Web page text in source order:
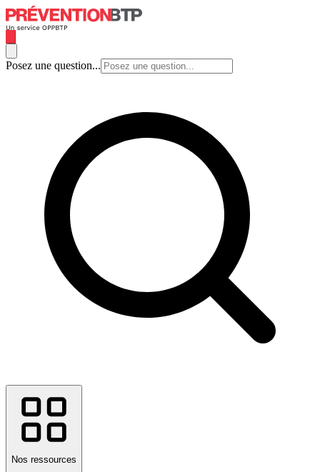
Posez une question...
Nos ressources